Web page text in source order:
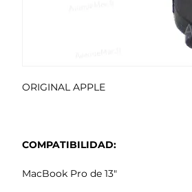
ORIGINAL APPLE
COMPATIBILIDAD:
MacBook Pro de 13"